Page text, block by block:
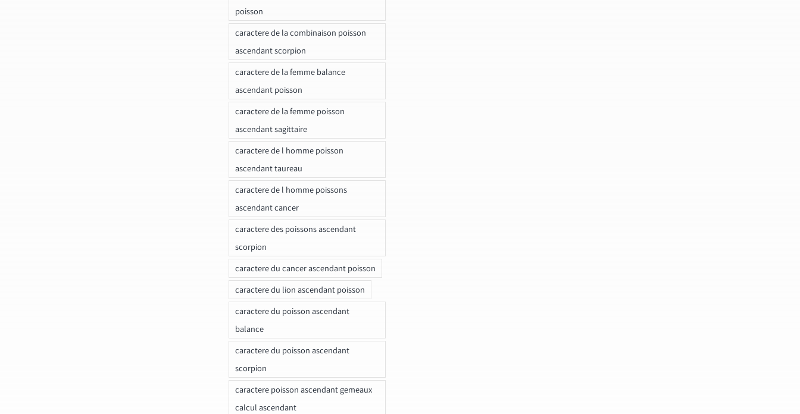
poisson
caractere de la combinaison poisson
ascendant scorpion
caractere de la femme balance
ascendant poisson
caractere de la femme poisson
ascendant sagittaire
caractere de l homme poisson
ascendant taureau
caractere de l homme poissons
ascendant cancer
caractere des poissons ascendant
scorpion
caractere du cancer ascendant poisson
caractere du lion ascendant poisson
caractere du poisson ascendant
balance
caractere du poisson ascendant
scorpion
caractere poisson ascendant gemeaux
calcul ascendant